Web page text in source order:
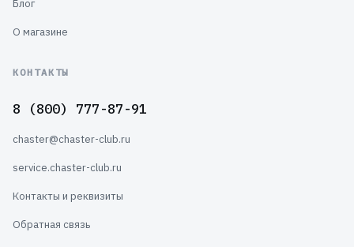
Блог
О магазине
КОНТАКТЫ
8 (800) 777-87-91
chaster@chaster-club.ru
service.chaster-club.ru
Контакты и реквизиты
Обратная связь